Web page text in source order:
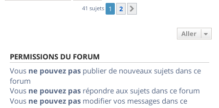
41 sujets 1 2
Aller
PERMISSIONS DU FORUM
Vous ne pouvez pas publier de nouveaux sujets dans ce
forum
Vous ne pouvez pas répondre aux sujets dans ce forum
Vous ne pouvez pas modifier vos messages dans ce